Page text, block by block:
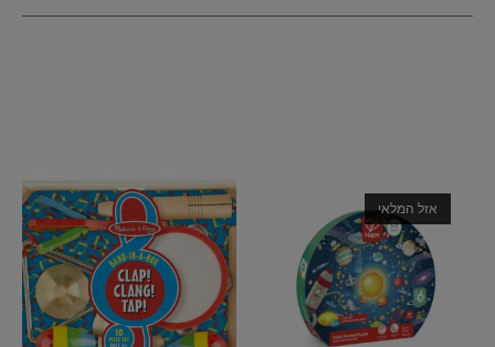
אזל המלאי